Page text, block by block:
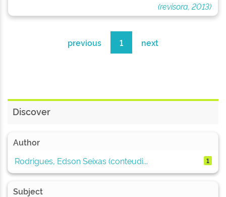
(revisora, 2013)
previous 1 next
Discover
Author
Rodrigues, Edson Seixas (conteudi...
1
Subject